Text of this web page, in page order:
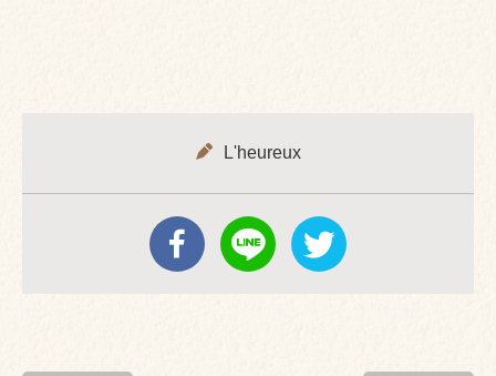
L'heureux